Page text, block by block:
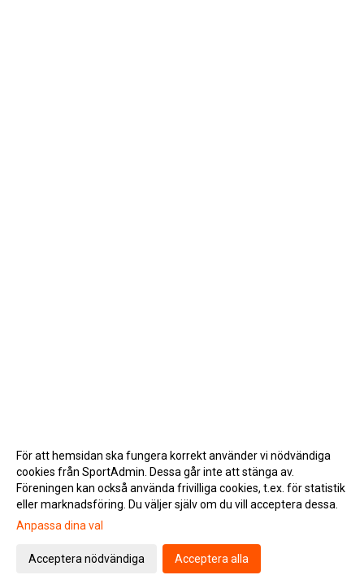
Gå till Webbversion
För att hemsidan ska fungera korrekt använder vi nödvändiga
cookies från SportAdmin. Dessa går inte att stänga av.
Föreningen kan också använda frivilliga cookies, t.ex. för statistik
eller marknadsföring. Du väljer själv om du vill acceptera dessa.
Anpassa dina val
Acceptera nödvändiga Acceptera alla